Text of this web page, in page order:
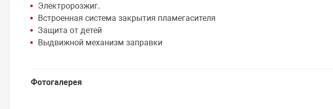
Электророзжиг.
Встроенная система закрытия пламегасителя
Защита от детей
Выдвижной механизм заправки
Фотогалерея